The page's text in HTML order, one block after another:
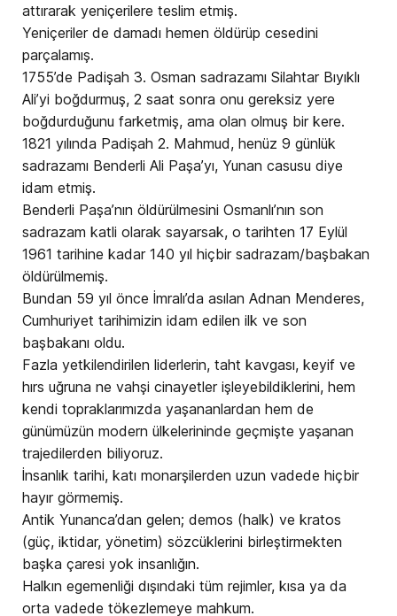
attırarak yeniçerilere teslim etmiş.
Yeniçeriler de damadı hemen öldürüp cesedini
parçalamış.
1755’de Padişah 3. Osman sadrazamı Silahtar Bıyıklı
Ali’yi boğdurmuş, 2 saat sonra onu gereksiz yere
boğdurduğunu farketmiş, ama olan olmuş bir kere.
1821 yılında Padişah 2. Mahmud, henüz 9 günlük
sadrazamı Benderli Ali Paşa’yı, Yunan casusu diye
idam etmiş.
Benderli Paşa’nın öldürülmesini Osmanlı’nın son
sadrazam katli olarak sayarsak, o tarihten 17 Eylül
1961 tarihine kadar 140 yıl hiçbir sadrazam/başbakan
öldürülmemiş.
Bundan 59 yıl önce İmralı’da asılan Adnan Menderes,
Cumhuriyet tarihimizin idam edilen ilk ve son
başbakanı oldu.
Fazla yetkilendirilen liderlerin, taht kavgası, keyif ve
hırs uğruna ne vahşi cinayetler işleyebildiklerini, hem
kendi topraklarımızda yaşananlardan hem de
günümüzün modern ülkelerininde geçmişte yaşanan
trajedilerden biliyoruz.
İnsanlık tarihi, katı monarşilerden uzun vadede hiçbir
hayır görmemiş.
Antik Yunanca’dan gelen; demos (halk) ve kratos
(güç, iktidar, yönetim) sözcüklerini birleştirmekten
başka çaresi yok insanlığın.
Halkın egemenliği dışındaki tüm rejimler, kısa ya da
orta vadede tökezlemeye mahkum.